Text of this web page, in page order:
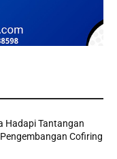
Hadapi Tantangan
Cofiring